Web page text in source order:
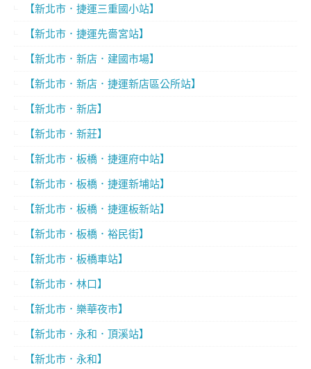
【新北市．捷運三重國小站】
【新北市．捷運先嗇宮站】
【新北市．新店．建國市場】
【新北市．新店．捷運新店區公所站】
【新北市．新店】
【新北市．新莊】
【新北市．板橋．捷運府中站】
【新北市．板橋．捷運新埔站】
【新北市．板橋．捷運板新站】
【新北市．板橋．裕民街】
【新北市．板橋車站】
【新北市．林口】
【新北市．樂華夜市】
【新北市．永和．頂溪站】
【新北市．永和】